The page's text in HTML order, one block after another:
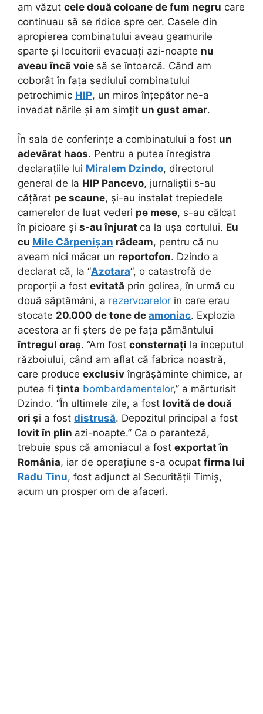
am văzut cele două coloane de fum negru care
continuau să se ridice spre cer. Casele din
apropierea combinatului aveau geamurile
sparte și locuitorii evacuați azi-noapte nu
aveau încă voie să se întoarcă. Când am
coborât în fața sediului combinatului
petrochimic HIP, un miros înțepător ne-a
invadat nările și am simțit un gust amar.
În sala de conferințe a combinatului a fost un
adevărat haos. Pentru a putea înregistra
declarațiile lui Miralem Dzindo, directorul
general de la HIP Pancevo, jurnaliștii s-au
cățărat pe scaune, și-au instalat trepiedele
camerelor de luat vederi pe mese, s-au călcat
în picioare și s-au înjurat ca la ușa cortului. Eu
cu Mile Cărpenișan râdeam, pentru că nu
aveam nici măcar un reportofon. Dzindo a
declarat că, la “Azotara“, o catastrofă de
proporții a fost evitată prin golirea, în urmă cu
două săptămâni, a rezervoarelor în care erau
stocate 20.000 de tone de amoniac. Explozia
acestora ar fi șters de pe fața pământului
întregul oraș. “Am fost consternați la începutul
războiului, când am aflat că fabrica noastră,
care produce exclusiv îngrășăminte chimice, ar
putea fi ținta bombardamentelor,” a mărturisit
Dzindo. “În ultimele zile, a fost lovită de două
ori și a fost distrusă. Depozitul principal a fost
lovit în plin azi-noapte.” Ca o paranteză,
trebuie spus că amoniacul a fost exportat în
România, iar de operațiune s-a ocupat firma lui
Radu Tinu, fost adjunct al Securității Timiș,
acum un prosper om de afaceri.